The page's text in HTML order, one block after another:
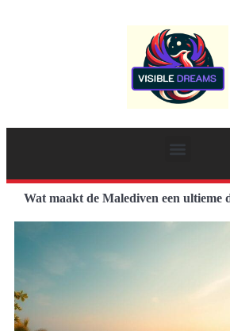
Wat maakt de Malediven een ultieme